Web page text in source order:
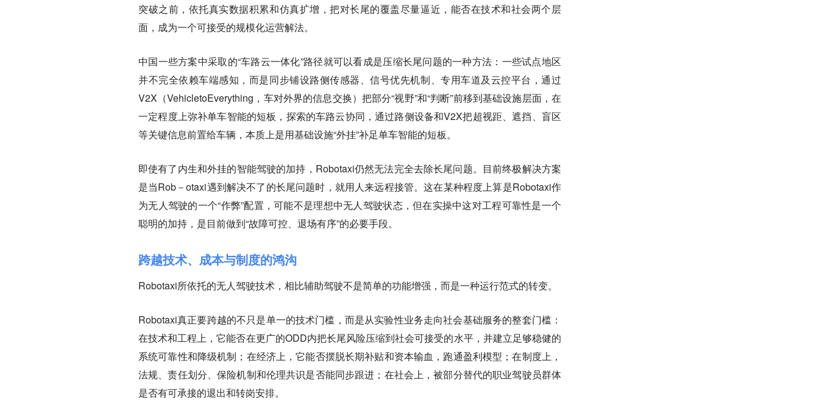
突破之前，依托真实数据积累和仿真扩增，把对长尾的覆盖尽量逼近，能否在技术和社会两个层
面，成为一个可接受的规模化运营解法。
中国一些方案中采取的“车路云一体化”路径就可以看成是压缩长尾问题的一种方法：一些试点地区
并不完全依赖车端感知，而是同步铺设路侧传感器、信号优先机制、专用车道及云控平台，通过
V2X（VehicletoEverything，车对外界的信息交换）把部分“视野”和“判断”前移到基础设施层面，在
一定程度上弥补单车智能的短板，探索的车路云协同，通过路侧设备和V2X把超视距、遮挡、盲区
等关键信息前置给车辆，本质上是用基础设施“外挂”补足单车智能的短板。
即使有了内生和外挂的智能驾驶的加持，Robotaxi仍然无法完全去除长尾问题。目前终极解决方案
是当Rob－otaxi遇到解决不了的长尾问题时，就用人来远程接管。这在某种程度上算是Robotaxi作
为无人驾驶的一个“作弊”配置，可能不是理想中无人驾驶状态，但在实操中这对工程可靠性是一个
聪明的加持，是目前做到“故障可控、退场有序”的必要手段。
跨越技术、成本与制度的鸿沟
Robotaxi所依托的无人驾驶技术，相比辅助驾驶不是简单的功能增强，而是一种运行范式的转变。
Robotaxi真正要跨越的不只是单一的技术门槛，而是从实验性业务走向社会基础服务的整套门槛：
在技术和工程上，它能否在更广的ODD内把长尾风险压缩到社会可接受的水平，并建立足够稳健的
系统可靠性和降级机制；在经济上，它能否摆脱长期补贴和资本输血，跑通盈利模型；在制度上，
法规、责任划分、保险机制和伦理共识是否能同步跟进；在社会上，被部分替代的职业驾驶员群体
是否有可承接的退出和转岗安排。